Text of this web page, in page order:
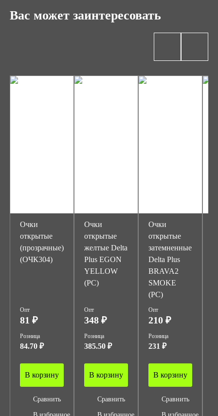
Вас может заинтересовать
Очки
открытые
(прозрачные)
(ОЧК304)
Опт
81 ₽
Розница
84.70 ₽
В корзину
Сравнить
Очки
открытые
желтые Delta
Plus EGON
YELLOW
(PC)
Опт
348 ₽
Розница
385.50 ₽
В корзину
Сравнить
Очки
открытые
затемненные
Delta Plus
BRAVA2
SMOKE
(PC)
Опт
210 ₽
Розница
231 ₽
В корзину
Сравнить